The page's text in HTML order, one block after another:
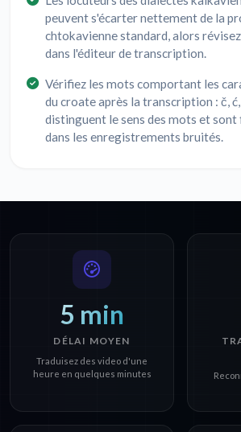
peuvent s'écarter nettement de la
chtokavienne standard, alors
dans l'éditeur de transcription.
Vérifiez les mots comportant les
du croate après la transcription : č, ć,
distinguent le sens des mots et sont
dans les enregistrements bruités.
5 min
DÉLAI MOYEN
Traduisez des video d'une
heure en quelques minutes